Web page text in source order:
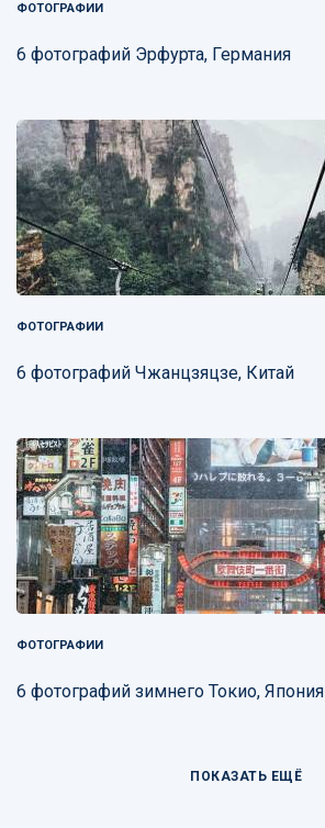
ФОТОГРАФИИ
6 фотографий Эрфурта, Германия
ФОТОГРАФИИ
6 фотографий Чжанцзяцзе, Китай
ФОТОГРАФИИ
6 фотографий зимнего Токио, Япония
ПОКАЗАТЬ ЕЩЁ